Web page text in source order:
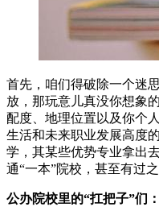
首先，咱们得破除一个迷
放，那玩意儿真没你想象
配度、地理位置以及你个
生活和未来职业发展高度
学，其某些优势专业拿出
通“一本”院校，甚至有过之
公办院校里的“扛把子”们